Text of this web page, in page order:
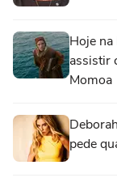
Hoje
assistir
Momoa
pede